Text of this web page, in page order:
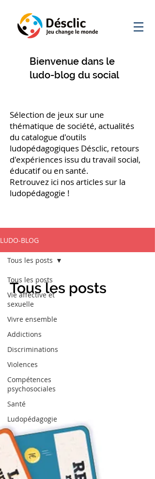
Bienvenue dans le
ludo-blog du social
Sélection de jeux sur une
thématique de société, actualités
du catalogue d'outils
ludopédagogiques Désclic, retours
d'expériences issu du travail social,
éducatif ou en santé.
Retrouvez ici nos articles sur la
ludopédagogie !
LUDO-BLOG
Tous les posts
Vie affective et
sexuelle
Vivre ensemble
Addictions
Discriminations
Violences
Compétences
psychosociales
Santé
Ludopédagogie
Tous les posts
Tous les posts